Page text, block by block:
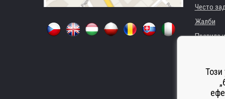
Често
Жалби
Правила
Наемане
Този